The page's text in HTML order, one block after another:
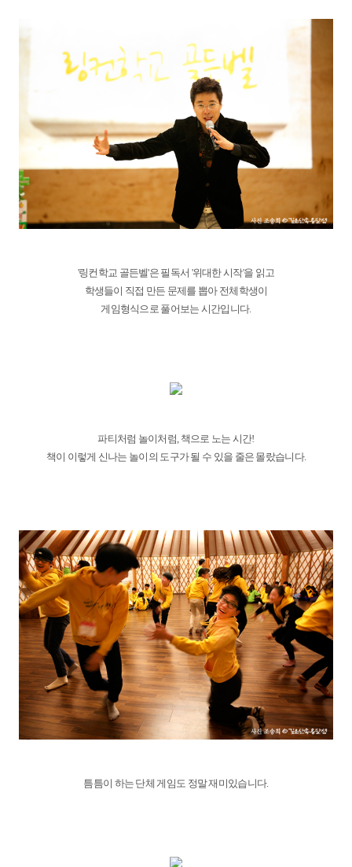
'링컨학교 골든벨'은 필독서 '위대한 시작'을 읽고
학생들이 직접 만든 문제를 뽑아 전체학생이
게임형식으로 풀어보는 시간입니다.
파티처럼 놀이처럼, 책으로 노는 시간!
책이 이렇게 신나는 놀이의 도구가 될 수 있을 줄은 몰랐습니다.
틈틈이 하는 단체 게임도 정말 재미있습니다.